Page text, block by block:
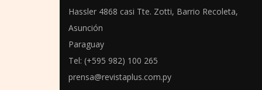
Hassler 4868 casi Tte. Zotti, Barrio Recoleta,
Asunción
Paraguay
Tel: (+595 982) 100 265
prensa@revistaplus.com.py